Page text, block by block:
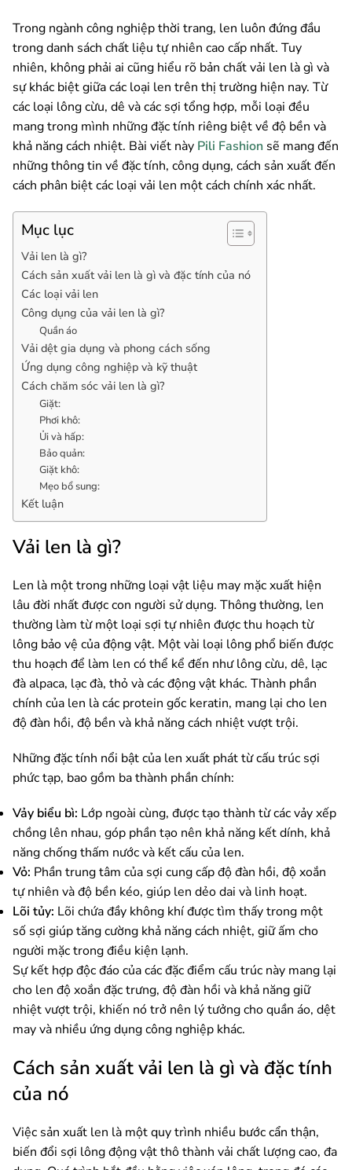
Trong ngành công nghiệp thời trang, len luôn đứng đầu
trong danh sách chất liệu tự nhiên cao cấp nhất. Tuy
nhiên, không phải ai cũng hiểu rõ bản chất vải len là gì và
sự khác biệt giữa các loại len trên thị trường hiện nay. Từ
các loại lông cừu, dê và các sợi tổng hợp, mỗi loại đều
mang trong mình những đặc tính riêng biệt về độ bền và
khả năng cách nhiệt. Bài viết này Pili Fashion sẽ mang đến
những thông tin về đặc tính, công dụng, cách sản xuất đến
cách phân biệt các loại vải len một cách chính xác nhất.
Mục lục
Vải len là gì?
Cách sản xuất vải len là gì và đặc tính của nó
Các loại vải len
Công dụng của vải len là gì?
Quần áo
Vải dệt gia dụng và phong cách sống
Ứng dụng công nghiệp và kỹ thuật
Cách chăm sóc vải len là gì?
Giặt:
Phơi khô:
Ủi và hấp:
Bảo quản:
Giặt khô:
Mẹo bổ sung:
Kết luận
Vải len là gì?
Len là một trong những loại vật liệu may mặc xuất hiện
lâu đời nhất được con người sử dụng. Thông thường, len
thường làm từ một loại sợi tự nhiên được thu hoạch từ
lông bảo vệ của động vật. Một vài loại lông phổ biến được
thu hoạch để làm len có thể kể đến như lông cừu, dê, lạc
đà alpaca, lạc đà, thỏ và các động vật khác. Thành phần
chính của len là các protein gốc keratin, mang lại cho len
độ đàn hồi, độ bền và khả năng cách nhiệt vượt trội.
Những đặc tính nổi bật của len xuất phát từ cấu trúc sợi
phức tạp, bao gồm ba thành phần chính:
Vảy biểu bì: Lớp ngoài cùng, được tạo thành từ các vảy xếp
chồng lên nhau, góp phần tạo nên khả năng kết dính, khả
năng chống thấm nước và kết cấu của len.
Vỏ: Phần trung tâm của sợi cung cấp độ đàn hồi, độ xoắn
tự nhiên và độ bền kéo, giúp len dẻo dai và linh hoạt.
Lõi tủy: Lõi chứa đầy không khí được tìm thấy trong một
số sợi giúp tăng cường khả năng cách nhiệt, giữ ấm cho
người mặc trong điều kiện lạnh.
Sự kết hợp độc đáo của các đặc điểm cấu trúc này mang lại
cho len độ xoắn đặc trưng, ​​độ đàn hồi và khả năng giữ
nhiệt vượt trội, khiến nó trở nên lý tưởng cho quần áo, dệt
may và nhiều ứng dụng công nghiệp khác.
Cách sản xuất vải len là gì và đặc tính
của nó
Việc sản xuất len ​​là một quy trình nhiều bước cẩn thận,
biến đổi sợi lông động vật thô thành vải chất lượng cao, đa